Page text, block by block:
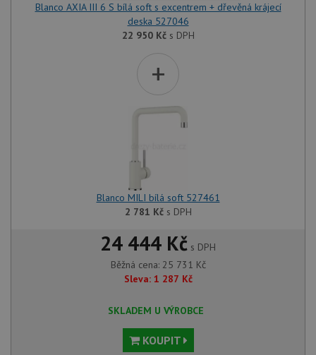
Blanco AXIA III 6 S bílá soft s excentrem + dřevěná krájecí
deska 527046
22 950 Kčs DPH
+
Blanco MILI bílá soft 527461
2 781 Kčs DPH
24 444 Kč s DPH
Běžná cena: 25 731 Kč
Sleva: 1 287 Kč
SKLADEM U VÝROBCE
KOUPIT